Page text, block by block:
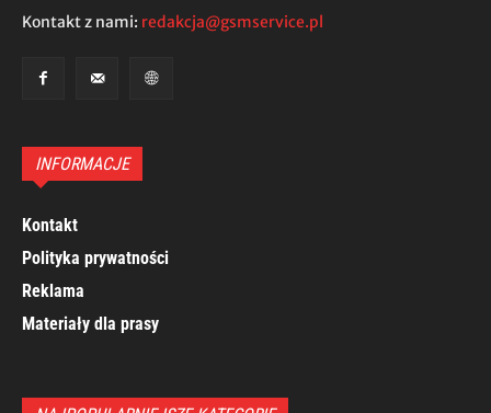
Kontakt z nami: redakcja@gsmservice.pl
INFORMACJE
Kontakt
Polityka prywatności
Reklama
Materiały dla prasy